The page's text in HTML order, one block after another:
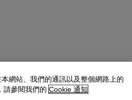
網站、我們的通訊以及整個網路上的
請參閱我們的 Cookie 通知